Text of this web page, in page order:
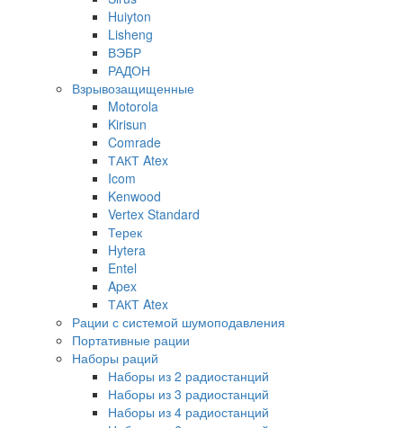
Huiyton
Lisheng
ВЭБР
РАДОН
Взрывозащищенные
Motorola
Kirisun
Comrade
ТАКТ Atex
Icom
Kenwood
Vertex Standard
Терек
Hytera
Entel
Apex
ТАКТ Atex
Рации с системой шумоподавления
Портативные рации
Наборы раций
Наборы из 2 радиостанций
Наборы из 3 радиостанций
Наборы из 4 радиостанций